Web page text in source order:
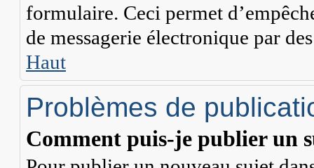
formulaire. Ceci permet
de messagerie électronique par
Haut
Problèmes de
Comment puis-je publier un